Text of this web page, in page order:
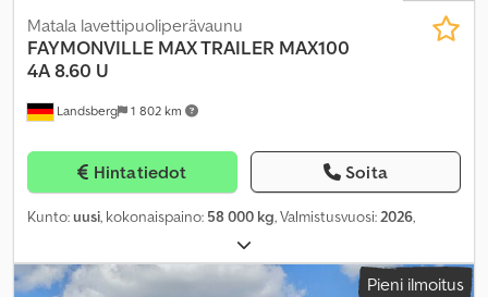
Landsberg 1 802 km
Matala lavettipuoliperävaunu
FAYMONVILLE MAX TRAILER MAX100
4A 8.60 U
Hintatiedot Soita
Kunto:uusi, kokonaispaino: 58 000 kg, Valmistusvuosi:2026,
Pieni ilmoitus